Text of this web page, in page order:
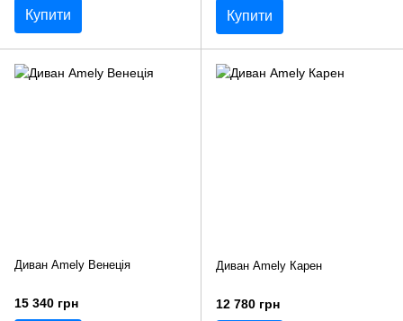
Купити Купити
Диван Amely Венеція
15 340 грн
Диван Amely Карен
12 780 грн